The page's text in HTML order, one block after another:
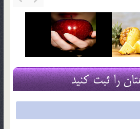
را ثبت کنید